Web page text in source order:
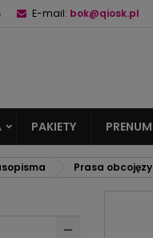
E-mail: bok@qiosk.pl
PAKIETY
Prasa